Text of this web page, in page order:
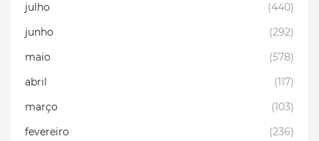
julho
(440)
junho
(292)
maio
(578)
abril
(117)
março
(103)
fevereiro
(236)